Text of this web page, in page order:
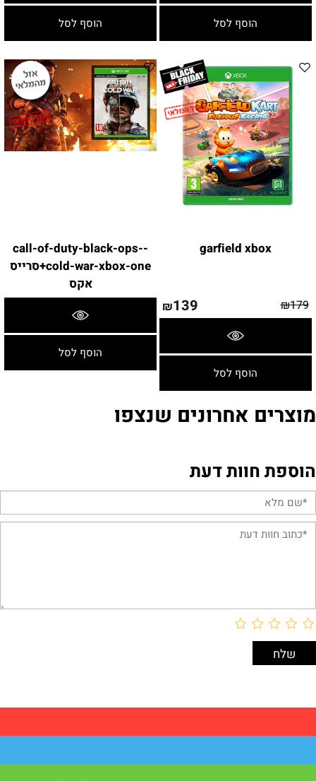
הוסף לסל הוסף לסל
garfield xbox
₪179
₪139
הוסף לסל
-call-of-duty-black-ops-
cold-war-xbox-one+סרייס
אקס
הוסף לסל
מוצרים אחרונים שנצפו
הוספת חוות דעת